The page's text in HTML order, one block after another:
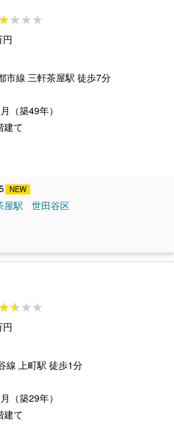
円
市線 三軒茶屋駅 徒歩7分
（築49年）
建て
屋駅 世田谷区
円
線 上町駅 徒歩1分
（築29年）
建て